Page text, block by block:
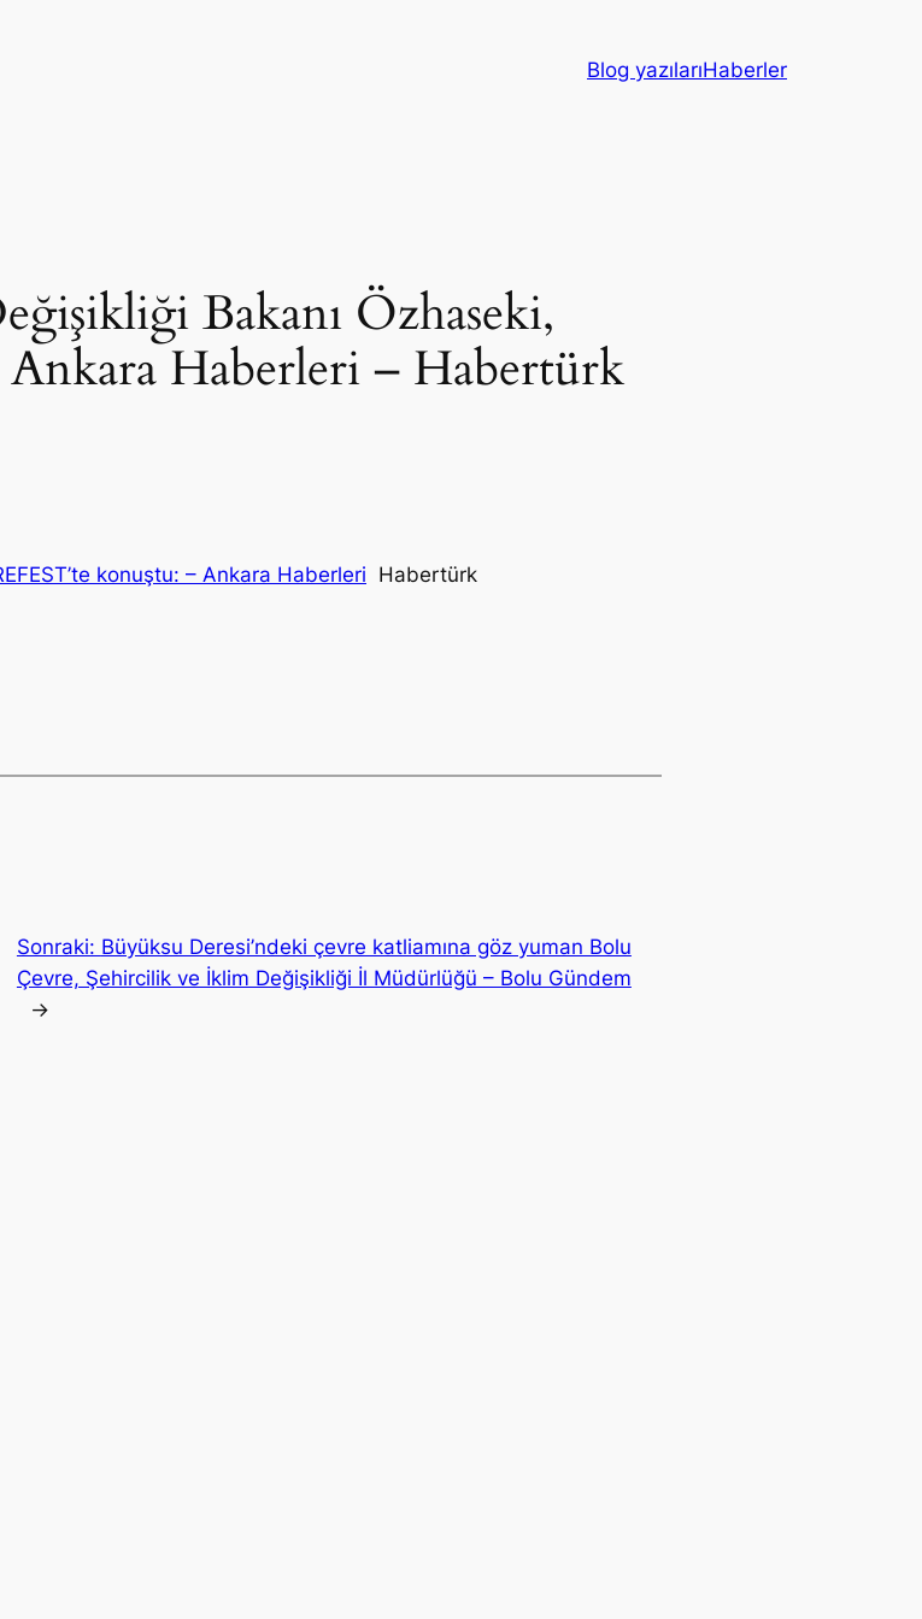
Blog yazılarıHaberler
Bakanı Özhaseki,
Haberleri – Habertürk
konuştu: – Ankara Haberleri Habertürk
Sonraki: Büyüksu Deresi’ndeki çevre katliamına göz yuman Bolu
Çevre, Şehircilik ve İklim Değişikliği İl Müdürlüğü – Bolu Gündem
→